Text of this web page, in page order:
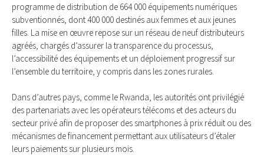
programme de distribution de 664 000 équipements numériques
subventionnés, dont 400 000 destinés aux femmes et aux jeunes
filles. La mise en œuvre repose sur un réseau de neuf distributeurs
agréés, chargés d’assurer la transparence du processus,
l’accessibilité des équipements et un déploiement progressif sur
l’ensemble du territoire, y compris dans les zones rurales.
Dans d’autres pays, comme le Rwanda, les autorités ont privilégié
des partenariats avec les opérateurs télécoms et des acteurs du
secteur privé afin de proposer des smartphones à prix réduit ou des
mécanismes de financement permettant aux utilisateurs d’étaler
leurs paiements sur plusieurs mois.